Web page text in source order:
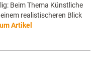
Beim Thema Künstliche
realistischeren Blick
Artikel